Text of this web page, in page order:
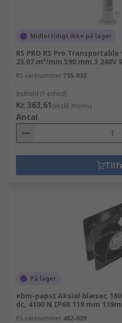
Midlertidigt ikke på lager
RS PRO RS Pro
23.07 m³/min 590 mm 3
RS-varenummer 735-032
Indhold (1 enhed)
Kr. 363,61(ekskl. moms)
Antal
På lager
ebm-papst Aksial blæser, 160
dc, 4100 N IP68 119 mm
RS-varenummer 482-039